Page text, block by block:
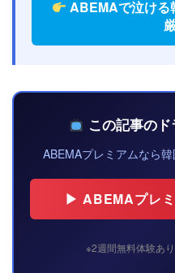
ABEMAで泣ける
この記事のド
ABEMAプレミアムなら
▶ ABEMAプレ
※2週間無料体験あ